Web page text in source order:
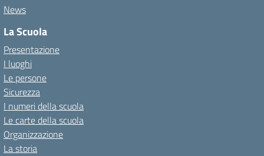
News
La Scuola
Presentazione
I luoghi
Le persone
Sicurezza
I numeri della scuola
Le carte della scuola
Organizzazione
La storia